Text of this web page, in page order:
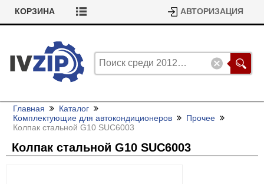
КОРЗИНА АВТОРИЗАЦИЯ
Главная
Каталог
Комплектующие для автокондиционеров
Прочее
Колпак стальной G10 SUC6003
Колпак стальной G10 SUC6003